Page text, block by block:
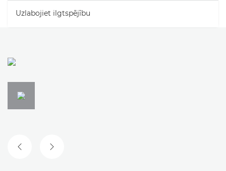
Uzlabojiet ilgtspējību
IEPRIEKŠĒJAIS SLAIDS
NĀKAMAIS SLAIDS